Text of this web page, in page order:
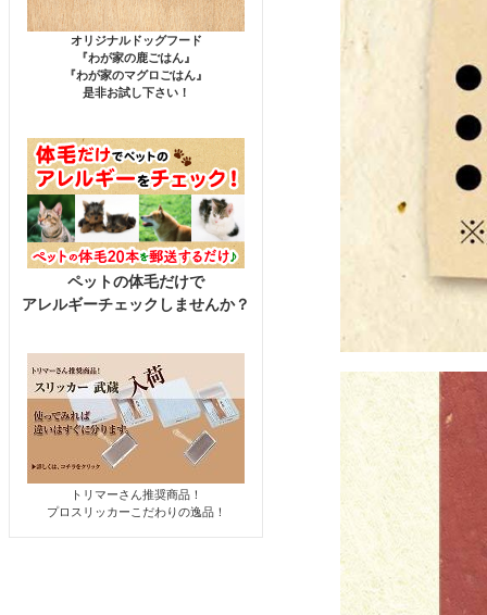
オリジナルドッグフード
『わが家の鹿ごはん』
『わが家のマグロごはん』
是非お試し下さい！
ペットの体毛だけで
アレルギーチェックしませんか？
トリマーさん推奨商品！
プロスリッカーこだわりの逸品！